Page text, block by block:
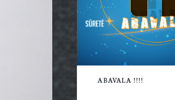
ABAVALA !!!!